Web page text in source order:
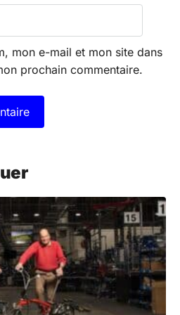
mon e-mail et mon site dans
prochain commentaire.